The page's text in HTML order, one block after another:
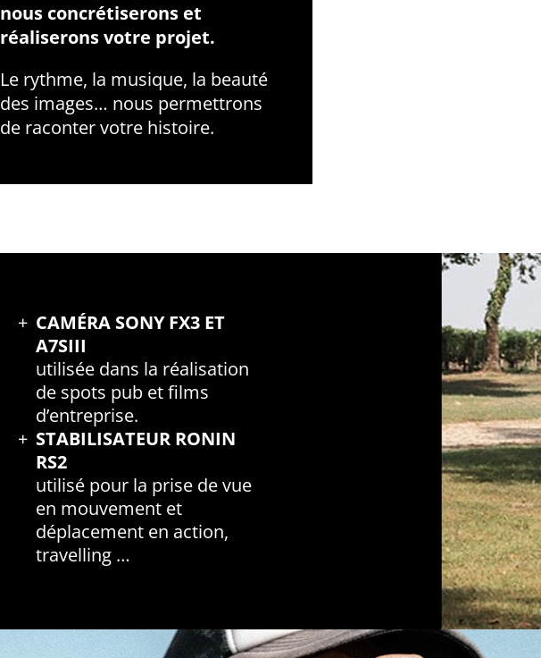
nous concrétiserons et
réaliserons votre projet.
Le rythme, la musique, la beauté
des images… nous permettrons
de raconter votre histoire.
CAMÉRA SONY FX3 ET
A7SIII
utilisée dans la réalisation
de spots pub et films
d’entreprise.
STABILISATEUR RONIN
RS2
utilisé pour la prise de vue
en mouvement et
déplacement en action,
travelling …